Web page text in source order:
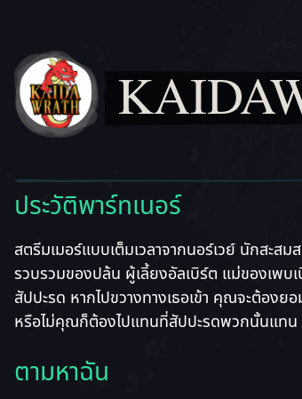
ประวัติพาร์ทเนอร์
สตรีมเมอร์แบบเต็มเวลาจากนอร์เวย์ นักสะ
รวบรวมของปล้น ผู้เลี้ยงอัลเบิร์ต แม่ของเพบ
สัปปะรด หากไปขวางทางเธอเข้า คุณจะต้อง
หรือไม่คุณก็ต้องไปแทนที่สัปปะรดพวกนั้นแทน
ตามหาฉัน